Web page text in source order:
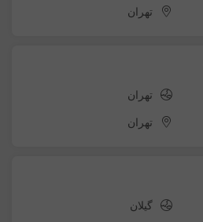
تهران
تهران
تهران
گیلان